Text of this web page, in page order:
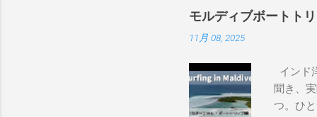
ヘッズ
レイン
トオー
で）
DHD
モルディブボートト
11月 08, 2025
インド
聞き、
つ。ひ